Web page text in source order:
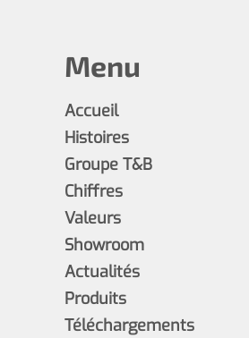
Menu
Accueil
Histoires
Groupe T&B
Chiffres
Valeurs
Showroom
Actualités
Produits
Téléchargements